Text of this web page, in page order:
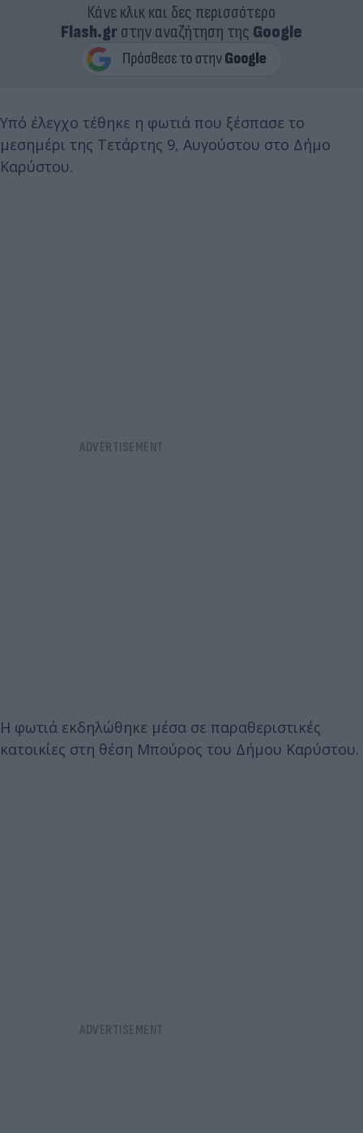
Κάνε κλικ και δες περισσότερο
Flash.grστην αναζήτηση της Google
Υπό έλεγχο τέθηκε η φωτιά που ξέσπασε το
μεσημέρι της Τετάρτης 9, Αυγούστου στο Δήμο
Καρύστου.
Η φωτιά εκδηλώθηκε μέσα σε παραθεριστικές
κατοικίες στη θέση Μπούρος του Δήμου Καρύστου.